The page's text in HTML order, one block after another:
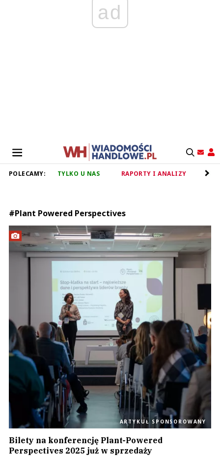
ad
POLECAMY: TYLKO U NAS RAPORTY I ANALIZY
#Plant Powered Perspectives
ARTYKUŁ SPONSOROWANY
Bilety na konferencję Plant-Powered
Perspectives 2025 już w sprzedaży